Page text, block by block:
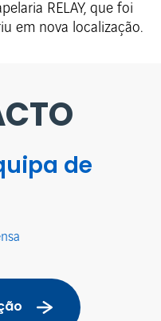
RELAY, que foi
em nova localização.
de